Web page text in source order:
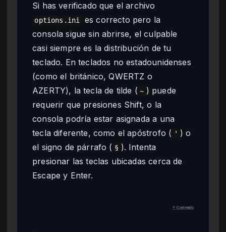
Si has verificado que el archivo
options.ini
es correcto pero la
consola sigue sin abrirse, el culpable
casi siempre es la distribución de tu
teclado. En teclados no estadounidenses
(como el británico, QWERTZ o
AZERTY), la tecla de tilde ( ~ ) puede
requerir que presiones Shift, o la
consola podría estar asignada a una
tecla diferente, como el apóstrofo ( ' ) o
el signo de párrafo ( § ). Intenta
presionar las teclas ubicadas cerca de
Escape y Enter.
↑ Contenido